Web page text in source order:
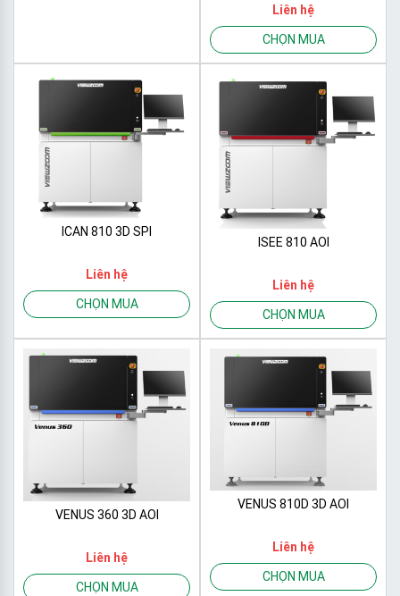
Liên hệ
CHỌN MUA
ICAN 810 3D SPI
Liên hệ
CHỌN MUA
ISEE 810 AOI
Liên hệ
CHỌN MUA
VENUS 360 3D AOI
Liên hệ
CHỌN MUA
VENUS 810D 3D AOI
Liên hệ
CHỌN MUA